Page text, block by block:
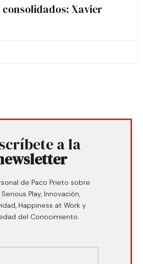
Xavier
a la
de Paco Prieto sobre
Play, Innovación,
Happiness at Work y
del Conocimiento.